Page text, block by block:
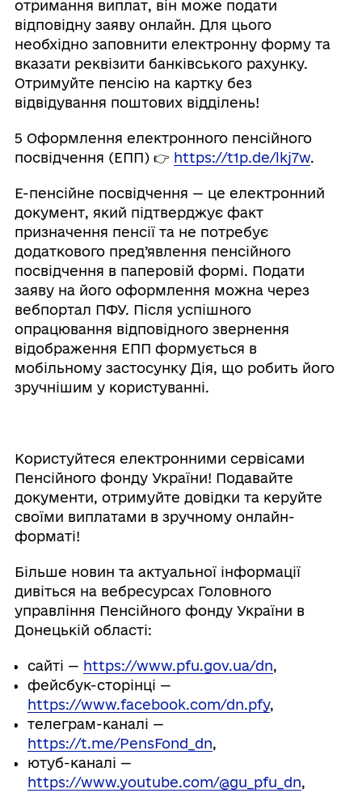
отримання виплат, він може подати
відповідну заяву онлайн. Для цього
необхідно заповнити електронну форму та
вказати реквізити банківського рахунку.
Отримуйте пенсію на картку без
відвідування поштових відділень!
5️ Оформлення електронного пенсійного
посвідчення (ЕПП) 👉 https://t1p.de/lkj7w.
Е-пенсійне посвідчення — це електронний
документ, який підтверджує факт
призначення пенсії та не потребує
додаткового пред’явлення пенсійного
посвідчення в паперовій формі. Подати
заяву на його оформлення можна через
вебпортал ПФУ. Після успішного
опрацювання відповідного звернення
відображення ЕПП формується в
мобільному застосунку Дія, що робить його
зручнішим у користуванні.
Користуйтеся електронними сервісами
Пенсійного фонду України! Подавайте
документи, отримуйте довідки та керуйте
своїми виплатами в зручному онлайн-
форматі!
Більше новин та актуальної інформації
дивіться на вебресурсах Головного
управління Пенсійного фонду України в
Донецькій області:
сайті — https://www.pfu.gov.ua/dn,
фейсбук-сторінці —
https://www.facebook.com/dn.pfy,
телеграм-каналі —
https://t.me/PensFond_dn,
ютуб-каналі —
https://www.youtube.com/@gu_pfu_dn,